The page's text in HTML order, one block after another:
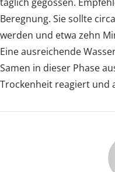
Beregnung. Sie sollte
werden und etwa zehn
Eine ausreichende
Samen in dieser Phase
Trockenheit reagiert und